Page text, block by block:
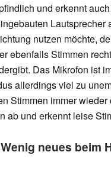
und erkennt
Lautsprecher
nutzen möchte,
ebenfalls Stimmen
Das Mikrofon ist
allerdings viel zu
Stimmen immer wieder
ab und erkennt leise
neues beim